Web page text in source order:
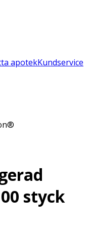
apotekKundservice
styck